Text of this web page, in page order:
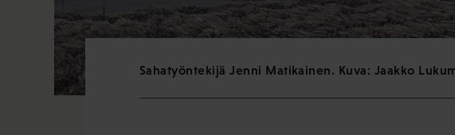
Sahatyöntekijä Jenni Matikainen. Kuva: Jaakko